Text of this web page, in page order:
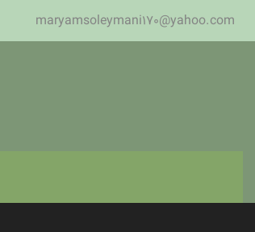
maryamsoleymani170@yahoo.com